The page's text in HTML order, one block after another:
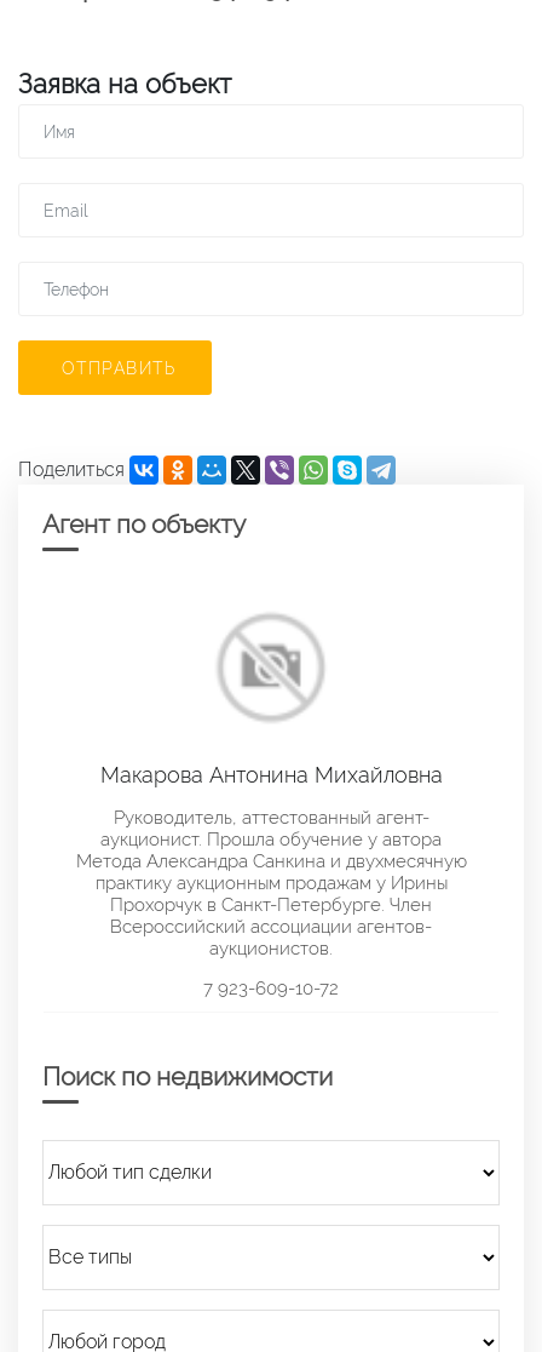
Заявка на объект
ОТПРАВИТЬ
Поделиться
Агент по объекту
Макарова Антонина Михайловна
Руководитель, аттестованный агент-
аукционист. Прошла обучение у автора
Метода Александра Санкина и двухмесячную
практику аукционным продажам у Ирины
Прохорчук в Санкт-Петербурге. Член
Всероссийский ассоциации агентов-
аукционистов.
7 923-609-10-72
Поиск по недвижимости